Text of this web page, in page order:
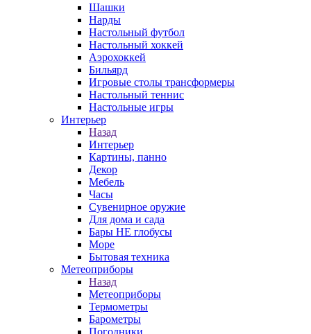
Шашки
Нарды
Настольный футбол
Настольный хоккей
Аэрохоккей
Бильярд
Игровые столы трансформеры
Настольный теннис
Настольные игры
Интерьер
Назад
Интерьер
Картины, панно
Декор
Мебель
Часы
Сувенирное оружие
Для дома и сада
Бары НЕ глобусы
Море
Бытовая техника
Метеоприборы
Назад
Метеоприборы
Термометры
Барометры
Погодники